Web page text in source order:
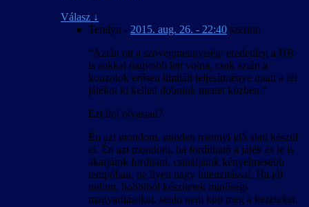
Válasz ↓
Terelyn - 2015. aug. 26. - 22:40 szerint:
“Aztán ott a szövegmennyiség: eredetileg a HR
is sokkal nagyobb lett volna, csak aztán a
konzolok erősen limitált teljesítménye miatt a fél
játékot ki kellett dobniuk menet közben.”
Ezt hol olvastad?
Én azt mondom, minden mennyi idő alatt készül
el. Én azt mondom, ha fordítható a játék és le is
akarjátok fordítani, csináljátok kényelmesebb
tempóban, ne ilyen nagy intenzitással. Ha jól
tudom, hobbiból készítetek minőségi
magyarításokat, senki nem köti meg a kezeteket.